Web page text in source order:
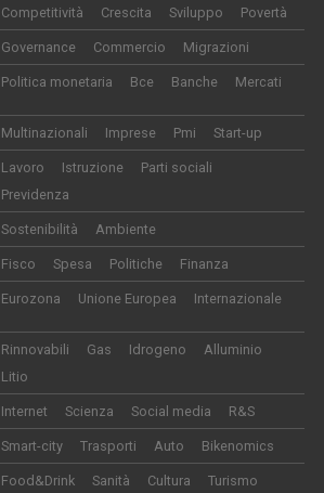
Competitività Crescita Sviluppo Povertà
Governance Commercio Migrazioni
Politica monetaria Bce Banche Mercati
Multinazionali Imprese Pmi Start-up
Lavoro Istruzione
Parti sociali
Previdenza
Sostenibilità Ambiente
Fisco Spesa Politiche Finanza
Eurozona Unione Europea Internazionale
Rinnovabili Gas Idrogeno
Alluminio
Litio
Internet Scienza Social media R&S
Smart-city Trasporti Auto Bikenomics
Food&Drink Sanità Cultura Turismo